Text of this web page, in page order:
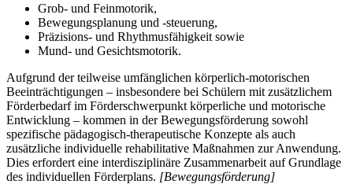
Grob- und Feinmotorik,
Bewegungsplanung und -steuerung,
Präzisions- und Rhythmusfähigkeit sowie
Mund- und Gesichtsmotorik.
Aufgrund der teilweise umfänglichen körperlich-motorischen
Beeinträchtigungen – insbesondere bei Schülern mit zusätzlichem
Förderbedarf im Förderschwerpunkt körperliche und motorische
Entwicklung – kommen in der Bewegungsförderung sowohl
spezifische pädagogisch-therapeutische Konzepte als auch
zusätzliche individuelle rehabilitative Maßnahmen zur Anwendung.
Dies erfordert eine interdisziplinäre Zusammenarbeit auf Grundlage
des individuellen Förderplans. [Bewegungsförderung]